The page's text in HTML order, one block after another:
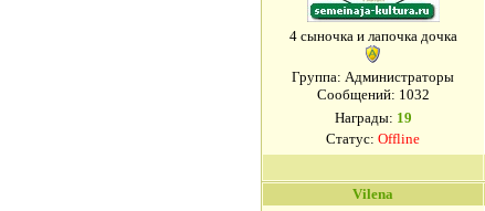
4 сыночка и лапочка дочка
Группа: Администраторы
Сообщений: 1032
Награды: 19
Статус: Offline
Vilena